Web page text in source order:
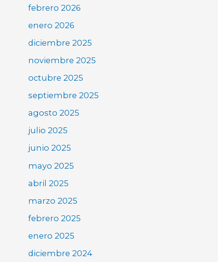
febrero 2026
enero 2026
diciembre 2025
noviembre 2025
octubre 2025
septiembre 2025
agosto 2025
julio 2025
junio 2025
mayo 2025
abril 2025
marzo 2025
febrero 2025
enero 2025
diciembre 2024